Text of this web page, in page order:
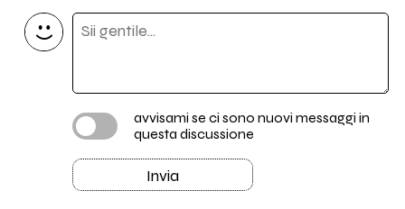
avvisami se ci sono nuovi messaggi in
questa discussione
Invia